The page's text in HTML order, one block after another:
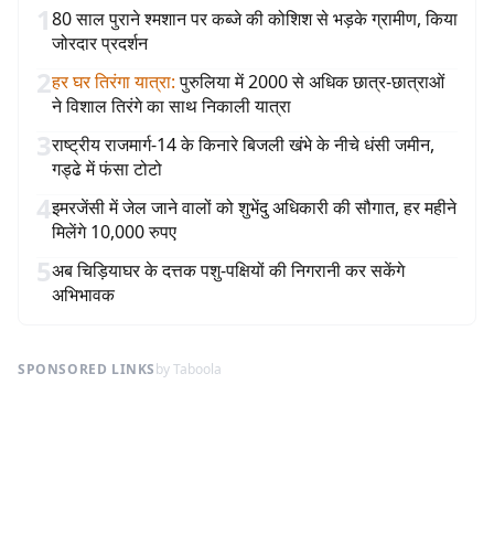
180 साल पुराने श्मशान पर कब्जे की कोशिश से भड़के ग्रामीण, किया
जोरदार प्रदर्शन
2हर घर तिरंगा यात्रा: पुरुलिया में 2000 से अधिक छात्र-छात्राओं
ने विशाल तिरंगे का साथ निकाली यात्रा
3राष्ट्रीय राजमार्ग-14 के किनारे बिजली खंभे के नीचे धंसी जमीन,
गड्ढे में फंसा टोटो
4इमरजेंसी में जेल जाने वालों को शुभेंदु अधिकारी की सौगात, हर महीने
मिलेंगे 10,000 रुपए
5अब चिड़ियाघर के दत्तक पशु-पक्षियों की निगरानी कर सकेंगे
अभिभावक
SPONSORED LINKSby Taboola